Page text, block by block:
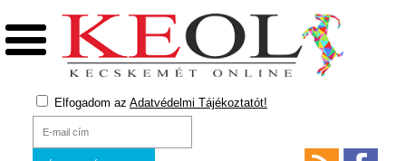
Elfogadom az Adatvédelmi Tájékoztatót!